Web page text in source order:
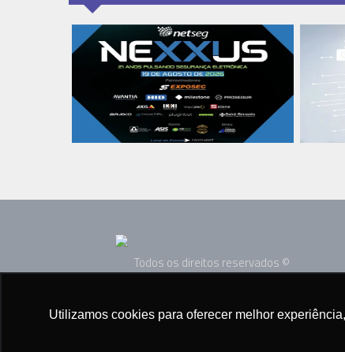
Utilizamos cookies para oferecer melhor
Todos os direitos reservados ©